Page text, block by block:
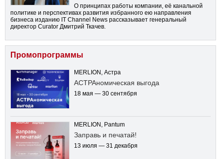
О принципах работы компании, её канальной
политике и перспективах развития избранного ею направления
бизнеса изданию IT Channel News рассказывает генеральный
директор Curator Дмитрий Ткачев.
Промопрограммы
MERLION, Астра
АСТРАномическая выгода
18 мая — 30 сентября
MERLION, Pantum
Заправь и печатай!
13 июля — 31 декабря